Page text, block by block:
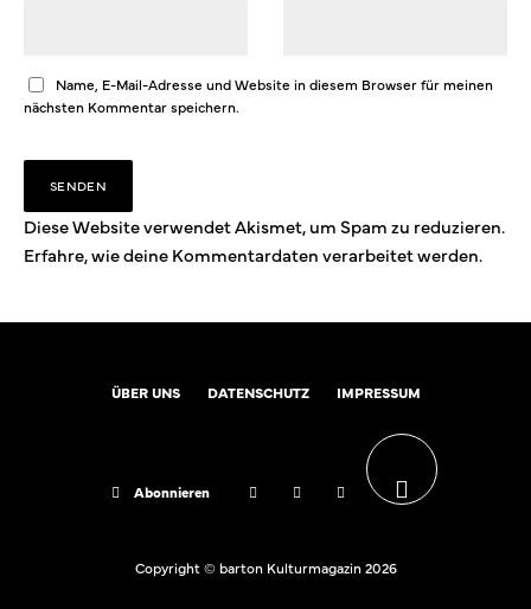
Name, E-Mail-Adresse und Website in diesem Browser für meinen
nächsten Kommentar speichern.
Diese Website verwendet Akismet, um Spam zu reduzieren.
Erfahre, wie deine Kommentardaten verarbeitet werden.
ÜBER UNS DATENSCHUTZ IMPRESSUM
Abonnieren
Copyright © barton Kulturmagazin 2026